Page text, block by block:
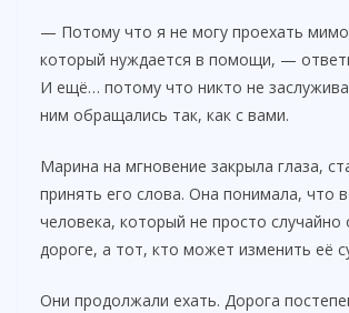
— Потому что я не могу проехать
который нуждается в помощи, —
И ещё… потому что никто не
ним обращались так, как с вами.
Марина на мгновение закрыла глаза,
принять его слова. Она понимала, что
человека, который не просто случайно
дороге, а тот, кто может изменить её
Они продолжали ехать. Дорога